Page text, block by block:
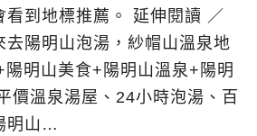
看到地標推薦。 延伸閱讀 ／
去陽明山泡湯，紗帽山溫泉地
陽明山美食+陽明山溫泉+陽明
價溫泉湯屋、24小時泡湯、百
明山…